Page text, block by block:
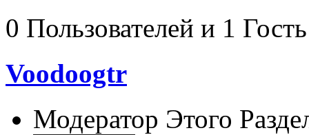
0 Пользователей и 1
Voodoogtr
Модератор Этого